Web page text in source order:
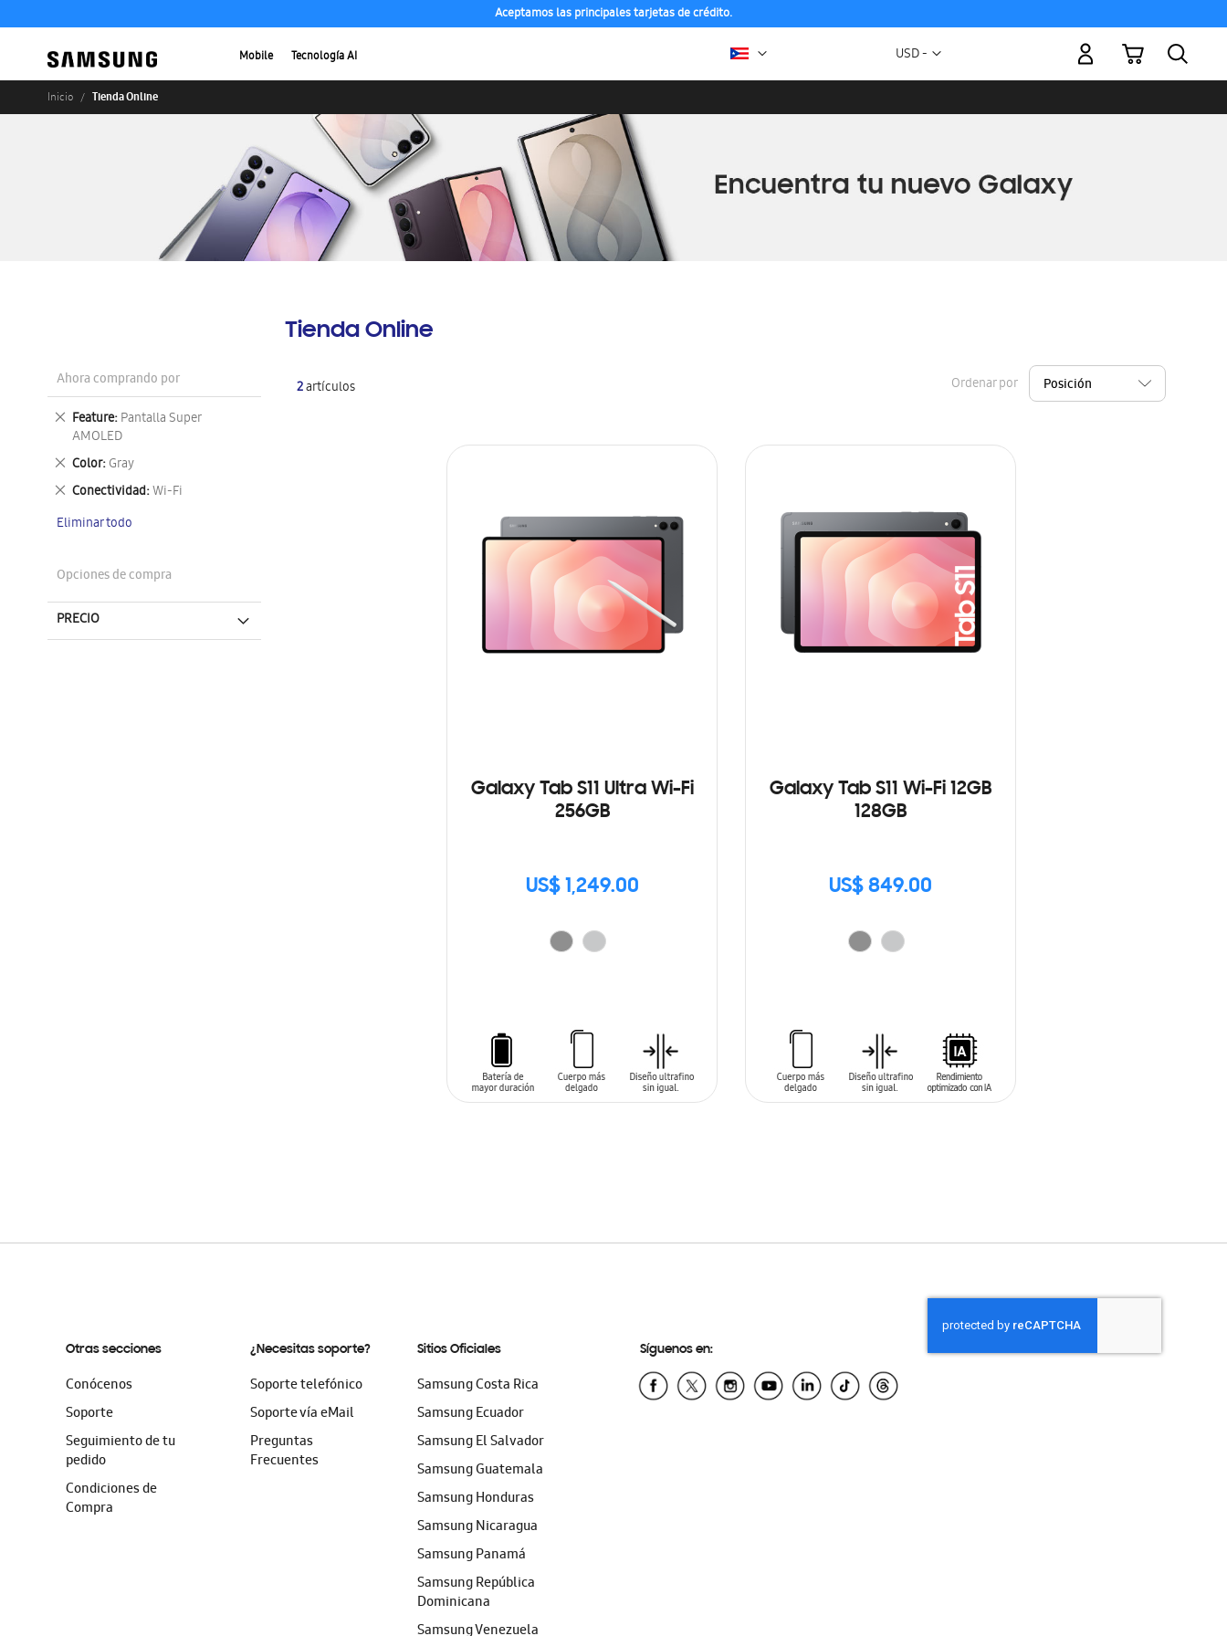
Aceptamos las principales tarjetas de crédito.
Mobile Tecnología AI Moneda
USD -
Mi carrito
Inicio Tienda Online
Tienda Online
2artículos Ordenar por
Galaxy Tab S11 Ultra Wi-Fi
256GB
US$ 1,249.00
Galaxy Tab S11 Wi-Fi 12GB
128GB
US$ 849.00
Ahora comprando por
Feature Pantalla Super
AMOLED
Eliminar
este
artículo
Color Gray
Eliminar
este
artículo
Conectividad Wi-Fi
Eliminar
artículo
Eliminar todo
Opciones de compra
PRECIO
Otras secciones
Conócenos
Soporte
Seguimiento de tu
pedido
Condiciones de
Compra
¿Necesitas soporte?
Soporte telefónico
Soporte vía eMail
Preguntas
Frecuentes
Sitios Oficiales
Samsung Costa Rica
Samsung Ecuador
Samsung El Salvador
Samsung Guatemala
Samsung Honduras
Samsung Nicaragua
Samsung Panamá
Samsung República
Dominicana
Samsung Venezuela
Síguenos en: